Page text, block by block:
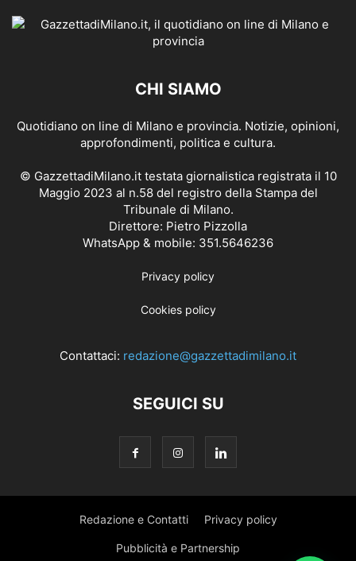
CHI SIAMO
Quotidiano on line di Milano e provincia. Notizie, opinioni,
approfondimenti, politica e cultura.
© GazzettadiMilano.it testata giornalistica registrata il 10
Maggio 2023 al n.58 del registro della Stampa del
Tribunale di Milano.
Direttore: Pietro Pizzolla
WhatsApp & mobile: 351.5646236
Privacy policy
Cookies policy
Contattaci: redazione@gazzettadimilano.it
SEGUICI SU
Redazione e Contatti Privacy policy
Pubblicità e Partnership